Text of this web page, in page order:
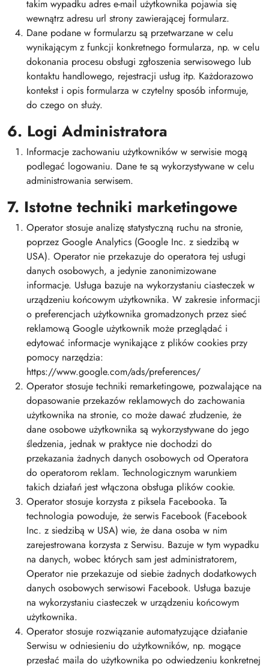
takim wypadku adres e-mail użytkownika pojawia się
wewnątrz adresu url strony zawierającej formularz.
Dane podane w formularzu są przetwarzane w celu
wynikającym z funkcji konkretnego formularza, np. w celu
dokonania procesu obsługi zgłoszenia serwisowego lub
kontaktu handlowego, rejestracji usług itp. Każdorazowo
kontekst i opis formularza w czytelny sposób informuje,
do czego on służy.
6. Logi Administratora
Informacje zachowaniu użytkowników w serwisie mogą
podlegać logowaniu. Dane te są wykorzystywane w celu
administrowania serwisem.
7. Istotne techniki marketingowe
Operator stosuje analizę statystyczną ruchu na stronie,
poprzez Google Analytics (Google Inc. z siedzibą w
USA). Operator nie przekazuje do operatora tej usługi
danych osobowych, a jedynie zanonimizowane
informacje. Usługa bazuje na wykorzystaniu ciasteczek w
urządzeniu końcowym użytkownika. W zakresie informacji
o preferencjach użytkownika gromadzonych przez sieć
reklamową Google użytkownik może przeglądać i
edytować informacje wynikające z plików cookies przy
pomocy narzędzia:
https://www.google.com/ads/preferences/
Operator stosuje techniki remarketingowe, pozwalające na
dopasowanie przekazów reklamowych do zachowania
użytkownika na stronie, co może dawać złudzenie, że
dane osobowe użytkownika są wykorzystywane do jego
śledzenia, jednak w praktyce nie dochodzi do
przekazania żadnych danych osobowych od Operatora
do operatorom reklam. Technologicznym warunkiem
takich działań jest włączona obsługa plików cookie.
Operator stosuje korzysta z piksela Facebooka. Ta
technologia powoduje, że serwis Facebook (Facebook
Inc. z siedzibą w USA) wie, że dana osoba w nim
zarejestrowana korzysta z Serwisu. Bazuje w tym wypadku
na danych, wobec których sam jest administratorem,
Operator nie przekazuje od siebie żadnych dodatkowych
danych osobowych serwisowi Facebook. Usługa bazuje
na wykorzystaniu ciasteczek w urządzeniu końcowym
użytkownika.
Operator stosuje rozwiązanie automatyzujące działanie
Serwisu w odniesieniu do użytkowników, np. mogące
przesłać maila do użytkownika po odwiedzeniu konkretnej